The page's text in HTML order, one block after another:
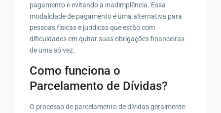
pagamento e evitando a inadimplência. Essa
modalidade de pagamento é uma alternativa para
pessoas físicas e jurídicas que estão com
dificuldades em quitar suas obrigações financeiras
de uma só vez.
Como funciona o
Parcelamento de Dívidas?
O processo de parcelamento de dívidas geralmente